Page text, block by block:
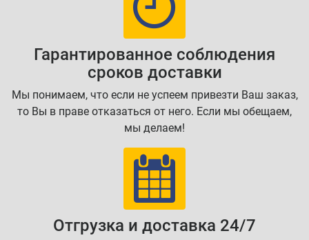
Гарантированное соблюдения
сроков доставки
Мы понимаем, что если не успеем привезти Ваш заказ,
то Вы в праве отказаться от него. Если мы обещаем,
мы делаем!
Отгрузка и доставка 24/7